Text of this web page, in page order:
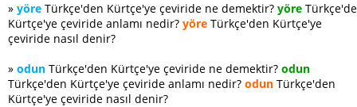
» yöre Türkçe'den Kürtçe'ye çeviride ne demektir? yöre
Kürtçe'ye çeviride anlamı nedir? yöre Türkçe'den Kürtçe'ye
çeviride nasıl denir?
» odun Türkçe'den Kürtçe'ye çeviride ne demektir? odun
Türkçe'den Kürtçe'ye çeviride anlamı nedir? odun Türkçe'den
Kürtçe'ye çeviride nasıl denir?